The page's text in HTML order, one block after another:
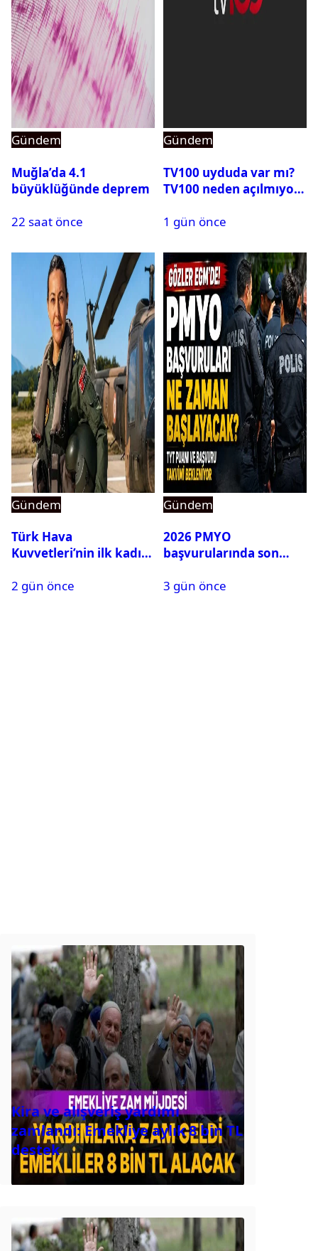
Gündem
Muğla’da 4.1
büyüklüğünde deprem
22 saat önce
Gündem
TV100 uyduda var mı?
TV100 neden açılmıyor?
1 gün önce
Gündem
Türk Hava
Kuvvetleri’nin ilk kadın
Karapınar hakkında
2 gün önce
Gündem
2026 PMYO
başvurularında son
3 gün önce
Kira ve alışveriş yardımı
zamlandı: Emekliye aylık 8 bin TL
destek